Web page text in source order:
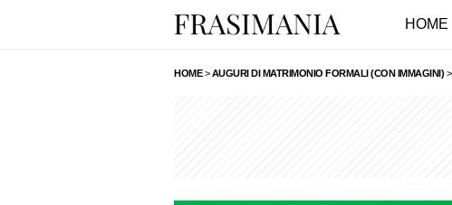
HOME
HOME>AUGURI DI MATRIMONIO FORMALI (CON IMMAGINI) >